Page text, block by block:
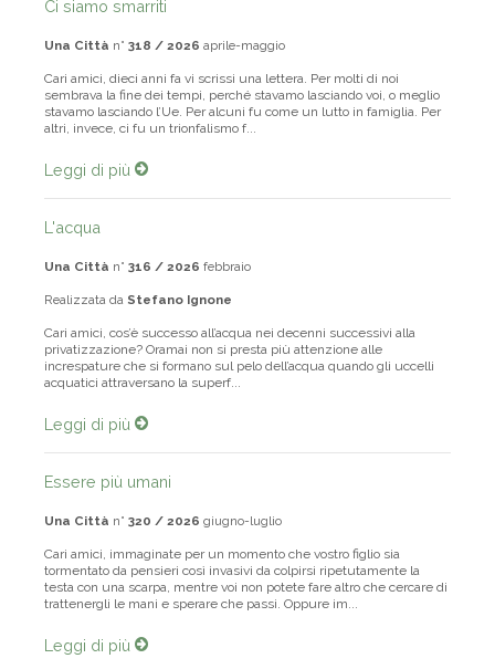
Ci siamo smarriti
Una Città n° 318 / 2026 aprile-maggio
Cari amici, dieci anni fa vi scrissi una lettera. Per molti di noi
sembrava la fine dei tempi, perché stavamo lasciando voi, o meglio
stavamo lasciando l’Ue. Per alcuni fu come un lutto in famiglia. Per
altri, invece, ci fu un trionfalismo f...
Leggi di più
L'acqua
Una Città n° 316 / 2026 febbraio
Realizzata da Stefano Ignone
Cari amici, cos’è successo all’acqua nei decenni successivi alla
privatizzazione? Oramai non si presta più attenzione alle
increspature che si formano sul pelo dell’acqua quando gli uccelli
acquatici attraversano la superf...
Leggi di più
Essere più umani
Una Città n° 320 / 2026 giugno-luglio
Cari amici, immaginate per un momento che vostro figlio sia
tormentato da pensieri così invasivi da colpirsi ripetutamente la
testa con una scarpa, mentre voi non potete fare altro che cercare di
trattenergli le mani e sperare che passi. Oppure im...
Leggi di più